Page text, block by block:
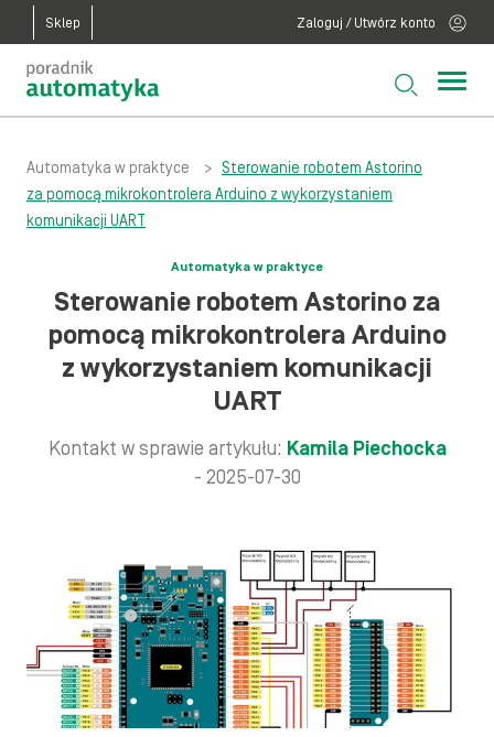
Sklep Zaloguj / Utwórz konto
Automatyka w praktyce > Sterowanie robotem Astorino
za pomocą mikrokontrolera Arduino z wykorzystaniem
komunikacji UART
Automatyka w praktyce
Sterowanie robotem Astorino za
pomocą mikrokontrolera Arduino
z wykorzystaniem komunikacji
UART
Kontakt w sprawie artykułu: Kamila Piechocka
- 2025-07-30